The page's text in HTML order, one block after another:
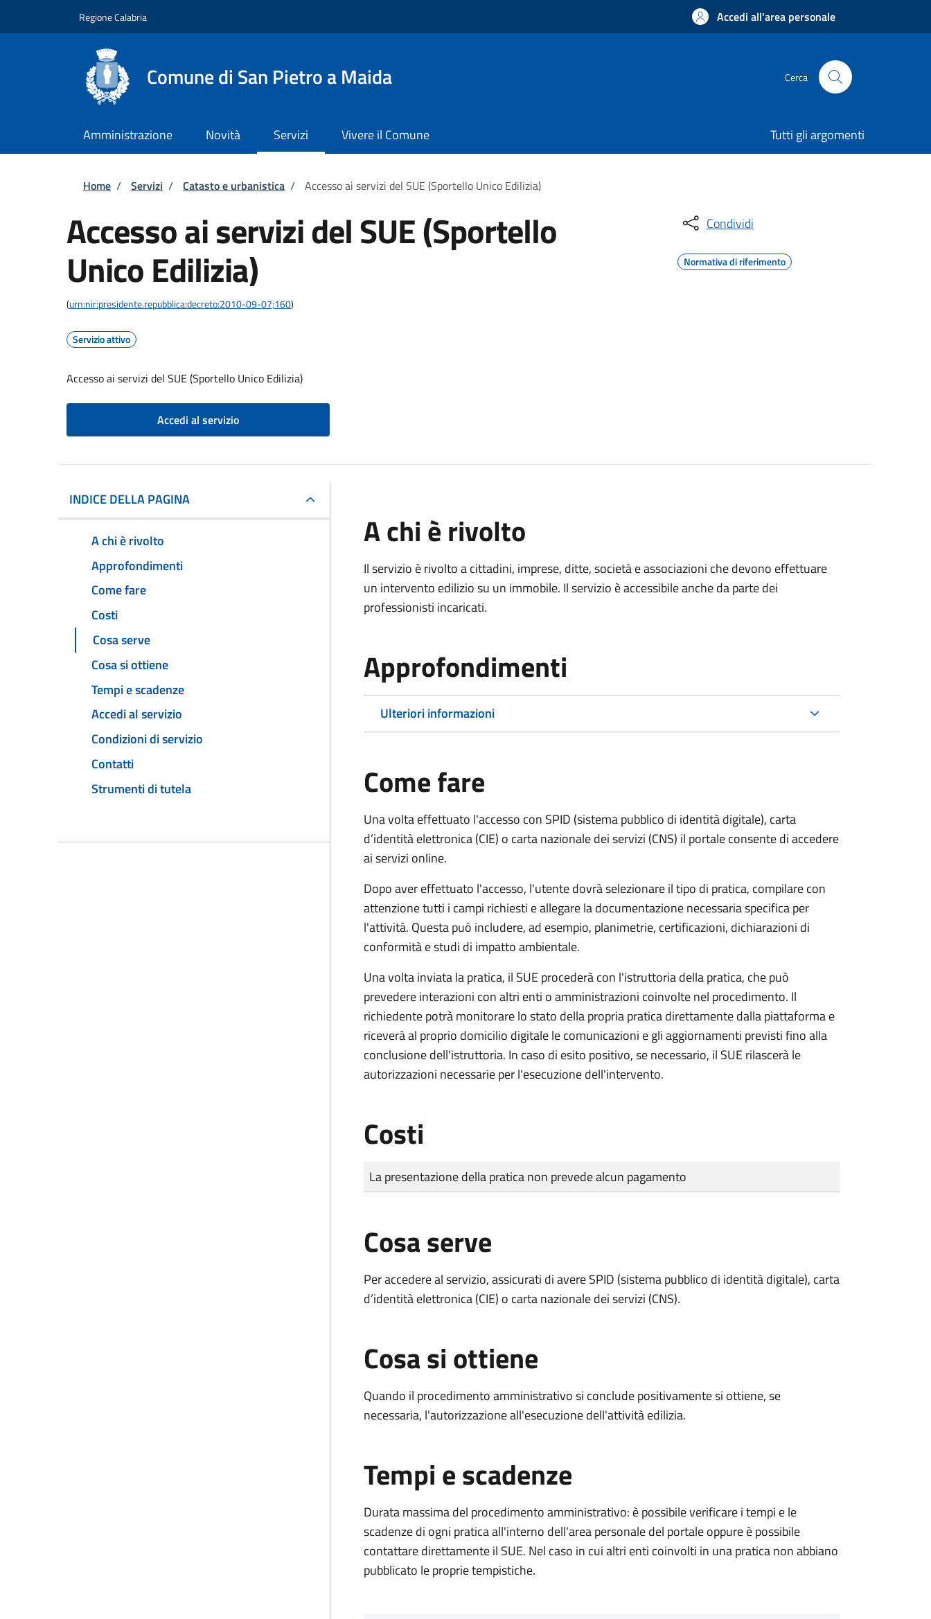
Regione Calabria Accedi all'area personale
Comune di San Pietro a Maida Cerca
Amministrazione Novità Servizi Vivere il Comune Tutti gli argomenti
Briciole di pane
Home / Servizi / Catasto e urbanistica / Accesso ai servizi del SUE (Sportello Unico Edilizia)
Accesso ai servizi del SUE (Sportello
Unico Edilizia)
(urn:nir:presidente.repubblica:decreto:2010-09-07;160)
Servizio attivo
Accesso ai servizi del SUE (Sportello Unico Edilizia)
Accedi al servizio
Condividi
Normativa di riferimento
INDICE DELLA PAGINA
A chi è rivolto
Approfondimenti
Come fare
Costi
Cosa serve
Cosa si ottiene
Tempi e scadenze
Accedi al servizio
Condizioni di servizio
Contatti
Strumenti di tutela
A chi è rivolto
Il servizio è rivolto a cittadini, imprese, ditte, società e associazioni che devono effettuare
un intervento edilizio su un immobile. Il servizio è accessibile anche da parte dei
professionisti incaricati.
Approfondimenti
Ulteriori informazioni
Come fare
Una volta effettuato l'accesso con SPID (sistema pubblico di identità digitale), carta
d’identità elettronica (CIE) o carta nazionale dei servizi (CNS) il portale consente di accedere
ai servizi online.
Dopo aver effettuato l'accesso, l'utente dovrà selezionare il tipo di pratica, compilare con
attenzione tutti i campi richiesti e allegare la documentazione necessaria specifica per
l'attività. Questa può includere, ad esempio, planimetrie, certificazioni, dichiarazioni di
conformità e studi di impatto ambientale.
Una volta inviata la pratica, il SUE procederà con l'istruttoria della pratica, che può
prevedere interazioni con altri enti o amministrazioni coinvolte nel procedimento. Il
richiedente potrà monitorare lo stato della propria pratica direttamente dalla piattaforma e
riceverà al proprio domicilio digitale le comunicazioni e gli aggiornamenti previsti fino alla
conclusione dell'istruttoria. In caso di esito positivo, se necessario, il SUE rilascerà le
autorizzazioni necessarie per l'esecuzione dell'intervento.
Costi
Tipo di pagamento
Importo
La presentazione della pratica non prevede alcun pagamento
Cosa serve
Per accedere al servizio, assicurati di avere SPID (sistema pubblico di identità digitale), carta
d’identità elettronica (CIE) o carta nazionale dei servizi (CNS).
Cosa si ottiene
Quando il procedimento amministrativo si conclude positivamente si ottiene, se
necessaria, l'autorizzazione all'esecuzione dell'attività edilizia.
Tempi e scadenze
Durata massima del procedimento amministrativo: è possibile verificare i tempi e le
scadenze di ogni pratica all'interno dell'area personale del portale oppure è possibile
contattare direttamente il SUE. Nel caso in cui altri enti coinvolti in una pratica non abbiano
pubblicato le proprie tempistiche.